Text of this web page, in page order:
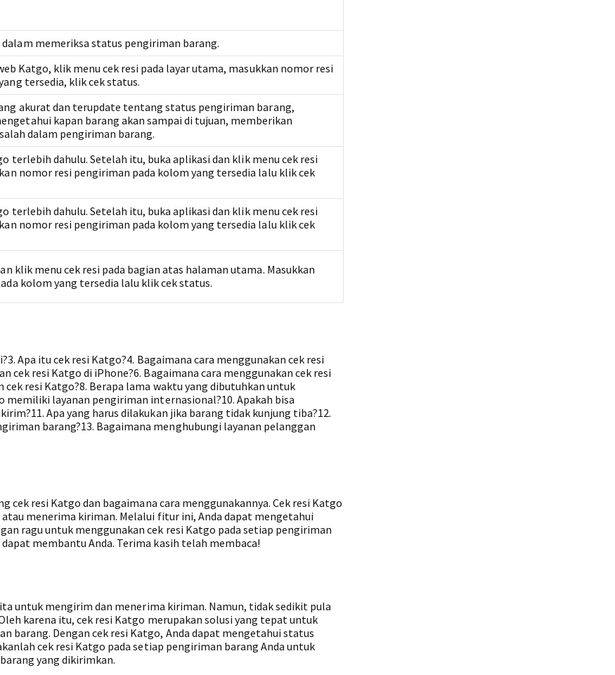
memeriksa status pengiriman barang.
Katgo, klik menu cek resi pada layar utama, masukkan nomor resi
tersedia, klik cek status.
akurat dan terupdate tentang status pengiriman barang,
kapan barang akan sampai di tujuan, memberikan
dalam pengiriman barang.
terlebih dahulu. Setelah itu, buka aplikasi dan klik menu cek resi
nomor resi pengiriman pada kolom yang tersedia lalu klik cek
terlebih dahulu. Setelah itu, buka aplikasi dan klik menu cek resi
nomor resi pengiriman pada kolom yang tersedia lalu klik cek
klik menu cek resi pada bagian atas halaman utama. Masukkan
kolom yang tersedia lalu klik cek status.
Apa itu cek resi Katgo?4. Bagaimana cara menggunakan cek resi
cek resi Katgo di iPhone?6. Bagaimana cara menggunakan cek resi
resi Katgo?8. Berapa lama waktu yang dibutuhkan untuk
memiliki layanan pengiriman internasional?10. Apakah bisa
Apa yang harus dilakukan jika barang tidak kunjung tiba?12.
barang?13. Bagaimana menghubungi layanan pelanggan
resi Katgo dan bagaimana cara menggunakannya. Cek resi Katgo
menerima kiriman. Melalui fitur ini, Anda dapat mengetahui
ragu untuk menggunakan cek resi Katgo pada setiap pengiriman
membantu Anda. Terima kasih telah membaca!
untuk mengirim dan menerima kiriman. Namun, tidak sedikit pula
karena itu, cek resi Katgo merupakan solusi yang tepat untuk
barang. Dengan cek resi Katgo, Anda dapat mengetahui status
cek resi Katgo pada setiap pengiriman barang Anda untuk
yang dikirimkan.